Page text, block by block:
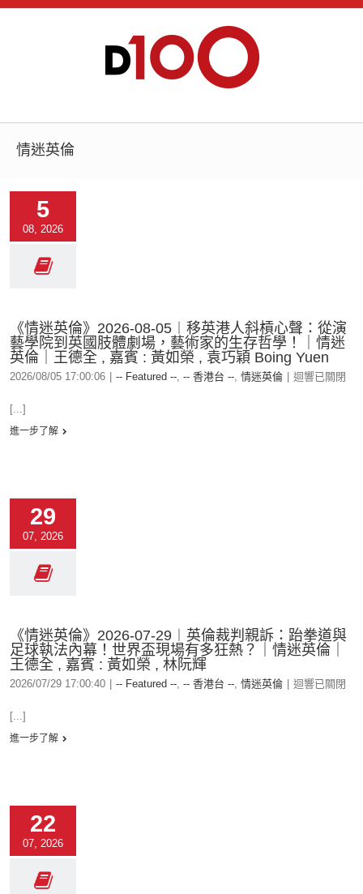
情迷英倫
5
08, 2026
《情迷英倫》2026-08-05︱移英港人斜槓心聲：從演
藝學院到英國肢體劇場，藝術家的生存哲學！｜情迷
英倫｜王德全 , 嘉賓 : 黃如榮 , 袁巧穎 Boing Yuen
2026/08/05 17:00:06 -- Featured --, -- 香港台 --, 情迷英倫 迴響已關閉
[...]
進一步了解
29
07, 2026
《情迷英倫》2026-07-29︱英倫裁判親訴：跆拳道與
足球執法內幕！世界盃現場有多狂熱？｜情迷英倫｜
王德全 , 嘉賓 : 黃如榮 , 林阮輝
2026/07/29 17:00:40 -- Featured --, -- 香港台 --, 情迷英倫 迴響已關閉
[...]
進一步了解
22
07, 2026